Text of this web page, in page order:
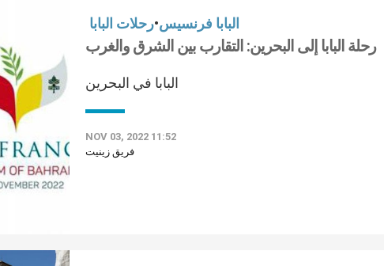
البابا فرنسيس•رحلات البابا
رحلة البابا إلى البحرين: التقارب بين الشرق والغرب
البابا في البحرين
NOV 03, 2022 11:52
فريق زينيت